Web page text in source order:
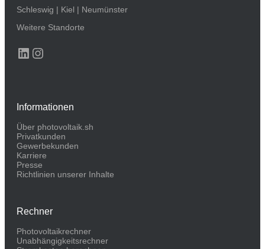
Schleswig | Kiel | Neumünster
Weitere Standorte
LinkedIn
Instagram
Informationen
Über photovoltaik.sh
Privatkunden
Gewerbekunden
Karriere
Presse
Richtlinien unserer Inhalte
Rechner
Photovoltaikrechner
Unabhängigkeitsrechner